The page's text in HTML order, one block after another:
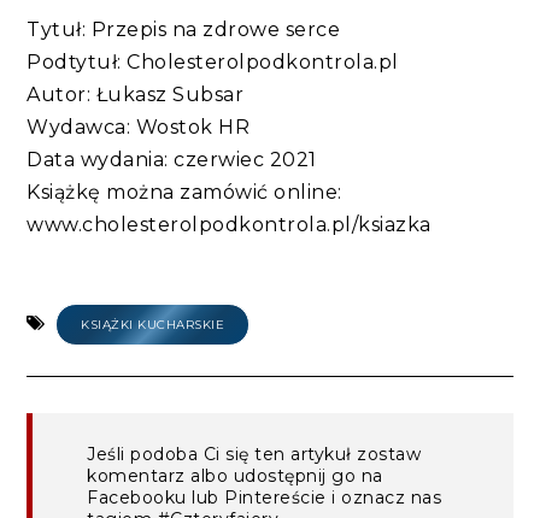
Tytuł: Przepis na zdrowe serce
Podtytuł: Cholesterolpodkontrola.pl
Autor: Łukasz Subsar
Wydawca: Wostok HR
Data wydania: czerwiec 2021
Książkę można zamówić online:
www.cholesterolpodkontrola.pl/ksiazka
KSIĄŻKI KUCHARSKIE
Jeśli podoba Ci się ten artykuł zostaw
komentarz albo udostępnij go na
Facebooku lub Pintereście i oznacz nas